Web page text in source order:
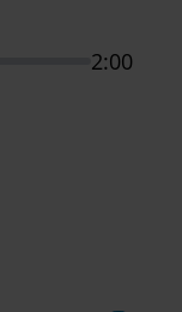
2:00